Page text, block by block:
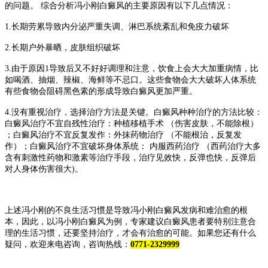
的问题。 综合分析冯小刚白癜风的主要原因有以下几点情况：
1.长期劳累导致内分泌严重失调、淋巴系统紊乱和免疫力破坏
2.长期户外暴晒，皮肤组织破坏
3.由于原因1导致后又不好好调理和注意，饮食上会大大加重病情，比
如喝酒、抽烟、辣椒、海鲜等不忌口。这些食物会大大破坏人体系统
有些食物会阻碍黑色素的形成导致白癜风更加严重。
4.没有重视治疗，选择治疗方法是关键。白癜风种种治疗的方法比较：
白癜风治疗不宜自残性治疗：种植移植手术 （伤害皮肤，不能除根）
；白癜风治疗不宜反复发作：外抹药物治疗 （不能根治，反复发
作）；白癜风治疗不宜破坏身体系统： 内服西药治疗 （西药治疗大多
含有刺激性药物和激素等治疗手段，治疗见效快，反弹也快，反弹后
对人身体伤害很大)。
上述冯小刚的不良生活习惯是导致冯小刚白癜风发病和难治愈的根
本，因此，以冯小刚白癜风为例，专家建议白癜风患者要特别注意合
理的生活习惯，还要坚持治疗，才会有治愈的可能。如果您还有什么
疑问，欢迎来电咨询，咨询热线： 0771-2329999